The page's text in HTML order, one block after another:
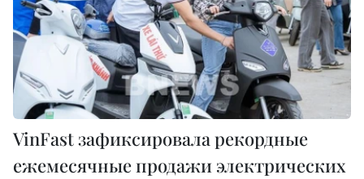
VinFast зафиксировала рекордные
ежемесячные продажи электрических